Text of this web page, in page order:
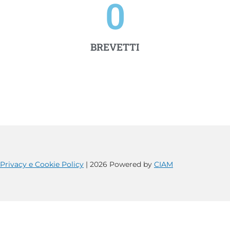
BREVETTI
0
Privacy e Cookie Policy | 2026 Powered by CIAM